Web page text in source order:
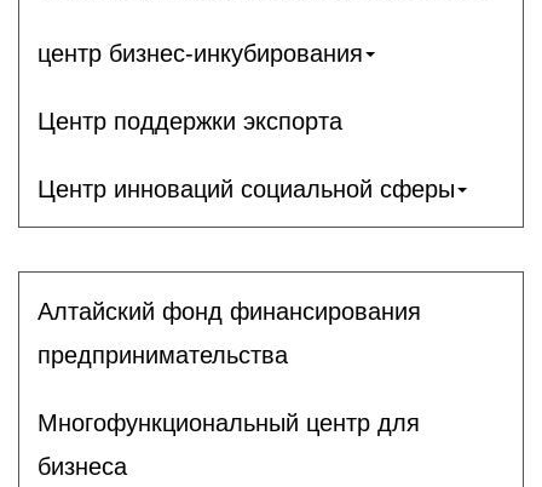
центр бизнес-инкубирования
Центр поддержки экспорта
Центр инноваций социальной сферы
Алтайский фонд финансирования
предпринимательства
Многофункциональный центр для
бизнеса